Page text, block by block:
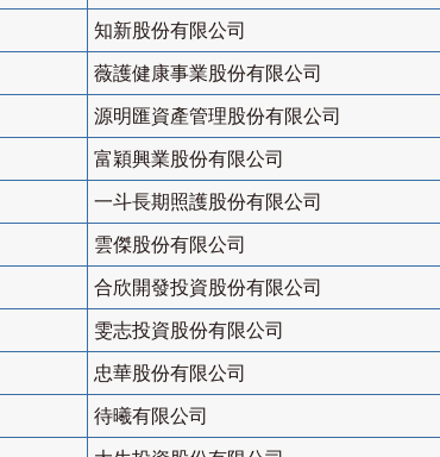
知新股份有限公司
薇護健康事業股份有限公司
源明匯資產管理股份有限公司
富穎興業股份有限公司
一斗長期照護股份有限公司
雲傑股份有限公司
合欣開發投資股份有限公司
雯志投資股份有限公司
忠華股份有限公司
待曦有限公司